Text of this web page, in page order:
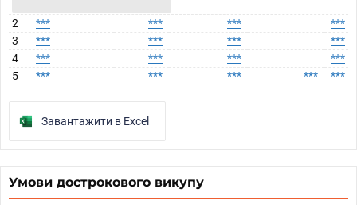
2 *** *** ***
***
3
*** *** ***
***
4
*** *** ***
***
5
*** *** *** *** ***
Завантажити в Excel
Умови дострокового викупу